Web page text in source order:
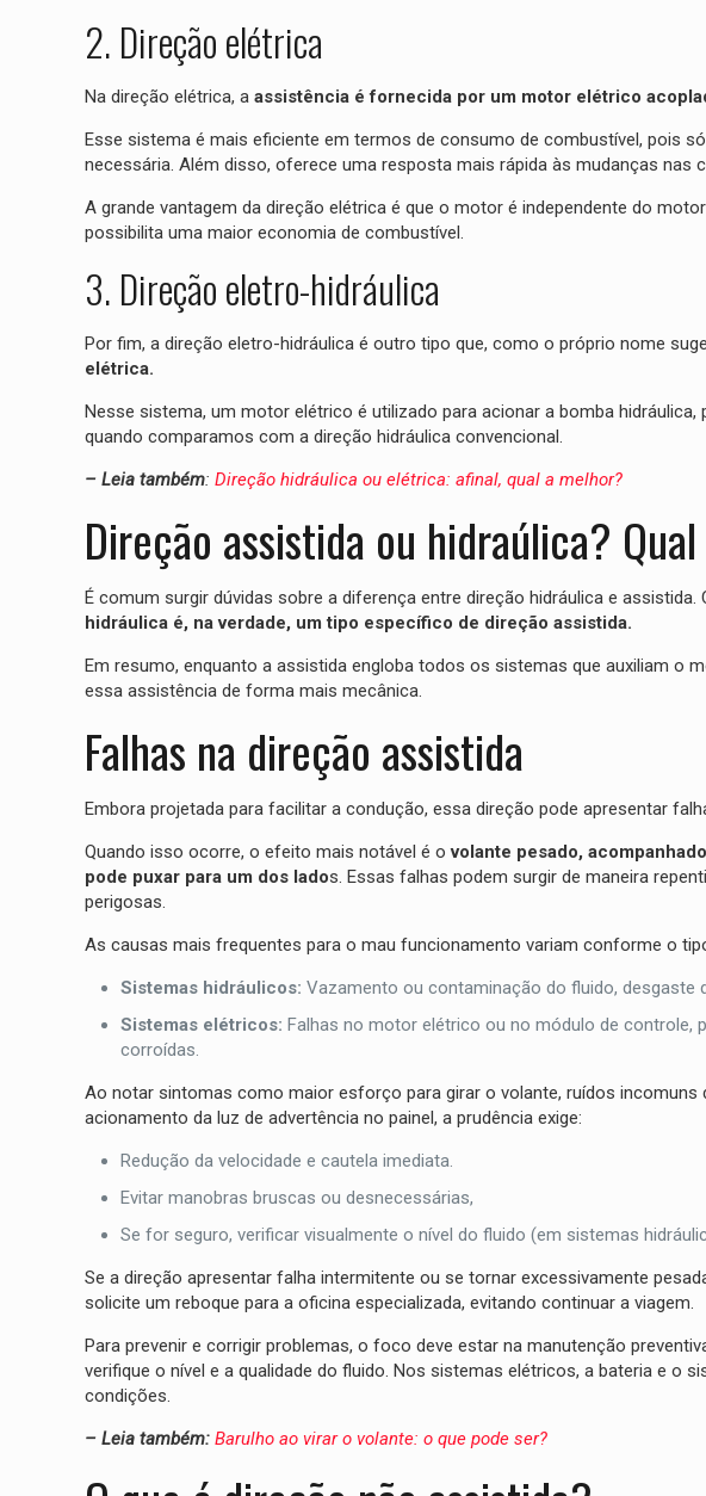
2. Direção elétrica
Na direção elétrica, a assistência é fornecida por um motor elétrico
Esse sistema é mais eficiente em termos de consumo de combustível, pois
necessária. Além disso, oferece uma resposta mais rápida às mudanças nas
A grande vantagem da direção elétrica é que o motor é independente do
possibilita uma maior economia de combustível.
3. Direção eletro-hidráulica
Por fim, a direção eletro-hidráulica é outro tipo que, como o próprio nome
elétrica.
Nesse sistema, um motor elétrico é utilizado para acionar a bomba
quando comparamos com a direção hidráulica convencional.
– Leia também: Direção hidráulica ou elétrica: afinal, qual a melhor?
Direção assistida ou hidraúlica?
É comum surgir dúvidas sobre a diferença entre direção hidráulica e
hidráulica é, na verdade, um tipo específico de direção assistida.
Em resumo, enquanto a assistida engloba todos os sistemas que auxiliam o
essa assistência de forma mais mecânica.
Falhas na direção assistida
Embora projetada para facilitar a condução, essa direção pode apresentar
Quando isso ocorre, o efeito mais notável é o volante pesado,
pode puxar para um dos lados. Essas falhas podem surgir de maneira
perigosas.
As causas mais frequentes para o mau funcionamento variam conforme o
Sistemas hidráulicos: Vazamento ou contaminação do fluido, desgaste
Sistemas elétricos: Falhas no motor elétrico ou no módulo de
corroídas.
Ao notar sintomas como maior esforço para girar o volante, ruídos
acionamento da luz de advertência no painel, a prudência exige:
Redução da velocidade e cautela imediata.
Evitar manobras bruscas ou desnecessárias,
Se for seguro, verificar visualmente o nível do fluido (em sistemas
Se a direção apresentar falha intermitente ou se tornar excessivamente
solicite um reboque para a oficina especializada, evitando continuar a viagem.
Para prevenir e corrigir problemas, o foco deve estar na manutenção
verifique o nível e a qualidade do fluido. Nos sistemas elétricos, a bateria e o
condições.
– Leia também: Barulho ao virar o volante: o que pode ser?